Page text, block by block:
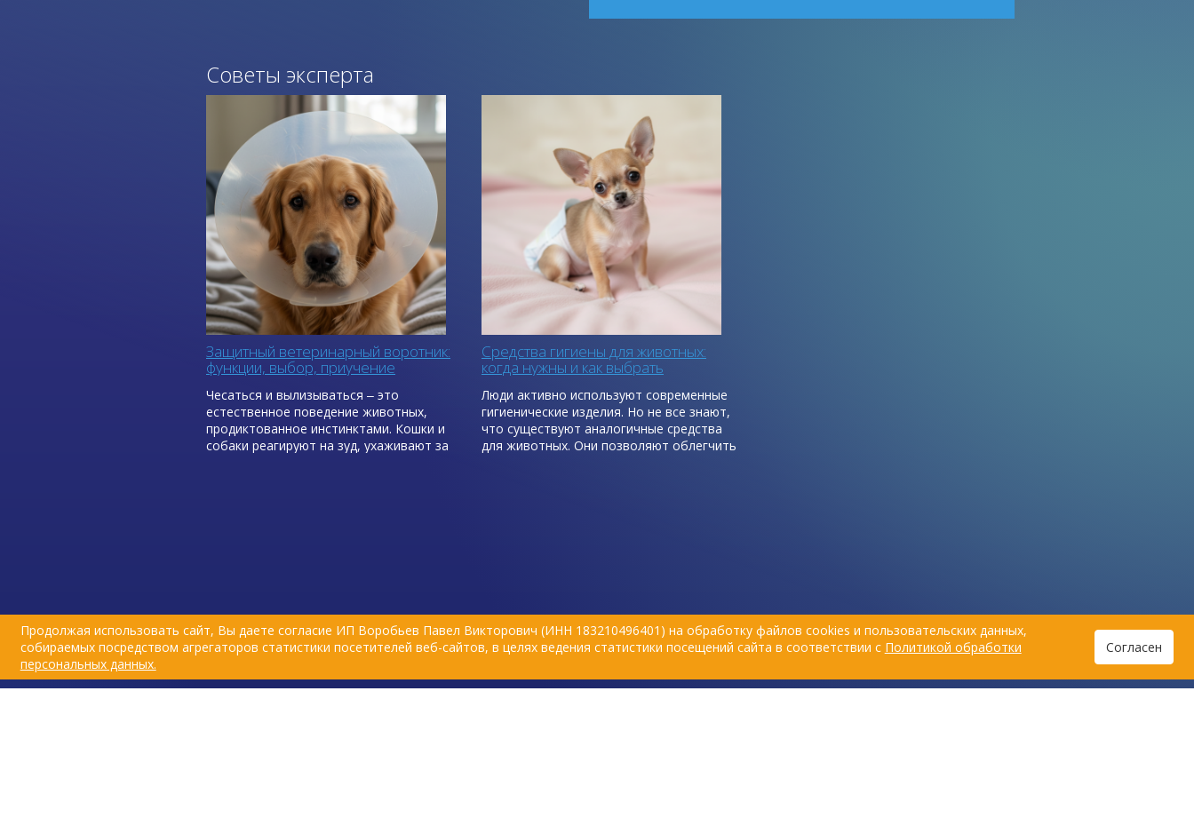
Продолжая использовать сайт, Вы даете согласие ИП Воробьев Павел Викторович (ИНН 183210496401) на обработку файлов cookies и пользовательских данных,
собираемых посредством агрегаторов статистики посетителей веб-сайтов, в целях ведения статистики посещений сайта в соответствии с Политикой обработки
персональных данных.
Согласен
Советы эксперта
Защитный ветеринарный воротник:
функции, выбор, приучение
Чесаться и вылизываться ‒ это
естественное поведение животных,
продиктованное инстинктами. Кошки и
собаки реагируют на зуд, ухаживают за
Средства гигиены для животных:
когда нужны и как выбрать
Люди активно используют современные
гигиенические изделия. Но не все знают,
что существуют аналогичные средства
для животных. Они позволяют облегчить